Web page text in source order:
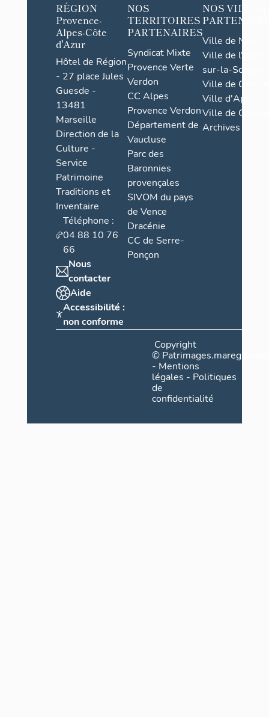
RÉGION
Provence-
Alpes-Côte
d'Azur
Hôtel de Région
- 27 place Jules
Guesde -
13481
Marseille
Direction de la
Culture -
Service
Patrimoine
Traditions et
Inventaire
Téléphone :
04 88 10 76
66
Nous
contacter
Aide
Accessibilité :
non conforme
NOS
TERRITOIRES
PARTENAIRES
Syndicat Mixte
Provence Verte
Verdon
CC Alpes
Provence Verdon
Département de
Vaucluse
Parc des
Baronnies
provençales
SIVOM du pays
de Vence
Dracénie
CC de Serre-
Ponçon
NOS VILLES
Ville de Nice
Ville de l'Isle-
sur-la-Sorgue
Ville de Grasse
Ville d'Apt
Ville de
Archives
Copyright
©
- Mentions
légales - Politiques
de
confidentialité